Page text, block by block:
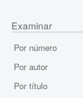
Examinar
Por número
Por autor
Por título